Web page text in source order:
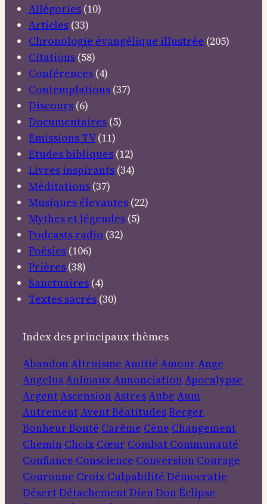
scandale
Allégories (10)
Articles (33)
Chronologie évangélique illustrée (205)
Citations (58)
Conférences (4)
Contemplations (37)
Discours (6)
Documentaires (5)
Emissions TV(11)
Etudes bibliques (12)
Livres inspirants (34)
Méditations (37)
Musiques élevantes (22)
Mythes et légendes (5)
Podcasts radio (32)
Poésies (106)
Prières (38)
Sanctuaires (4)
Textes sacrés (30)
Index des principaux thèmes
AbandonAltruisme Amitié Amour Ange
AngelusAnimauxAnnonciationApocalypse
ArgentAscensionAstresAube Aum
AutrementAventBéatitudesBerger
Bonheur Bonté Carême Cène Changement
Chemin Choix Cœur Combat Communauté
Confiance Conscience Conversion Courage
Couronne Croix Culpabilité Démocratie
DésertDétachementDieuDonÉclipse